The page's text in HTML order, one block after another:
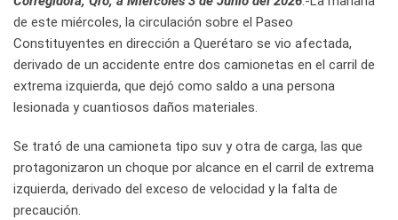
de este miércoles, la circulación sobre el Paseo
Constituyentes en dirección a Querétaro se vio afectada,
derivado de un accidente entre dos camionetas en el carril de
extrema izquierda, que dejó como saldo a una persona
lesionada y cuantiosos daños materiales.
Se trató de una camioneta tipo suv y otra de carga, las que
protagonizaron un choque por alcance en el carril de extrema
izquierda, derivado del exceso de velocidad y la falta de
precaución.